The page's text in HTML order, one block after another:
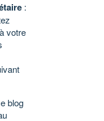
:
votre
blog